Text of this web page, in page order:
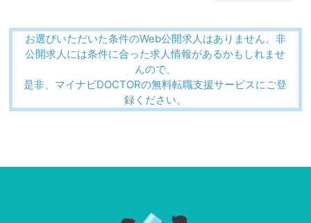
お選びいただいた条件のWeb公開求人はありません。非
公開求人には条件に合った求人情報があるかもしれませ
んので、
是非、マイナビDOCTORの無料転職支援サービスにご登
録ください。